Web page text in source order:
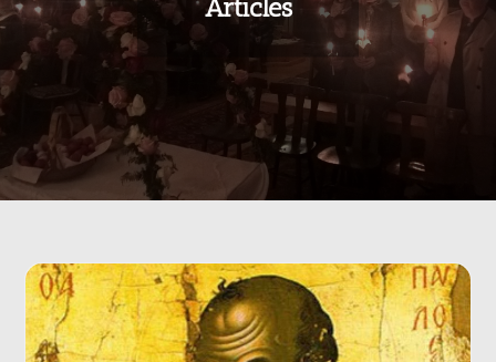
Articles